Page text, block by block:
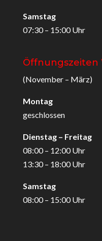
Samstag
07:30 – 15:00 Uhr
Öffnungszeiten
(November – März)
Montag
geschlossen
Dienstag – Freitag
08:00 – 12:00 Uhr
13:30 – 18:00 Uhr
Samstag
08:00 – 15:00 Uhr